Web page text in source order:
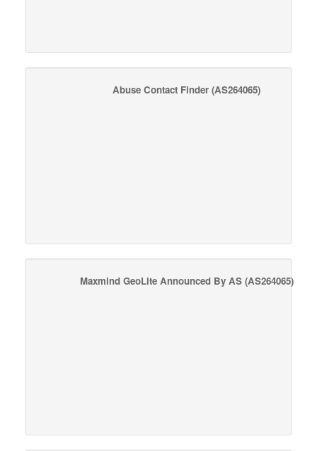
Abuse Contact Finder (AS264065)
Maxmind GeoLite Announced By AS(AS264065)